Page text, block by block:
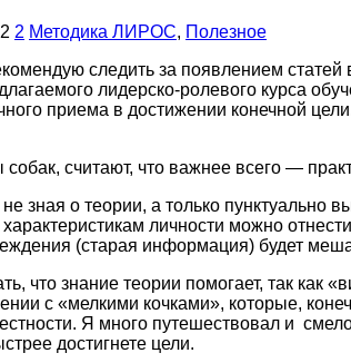
2 Методика ЛИРОС, Полезное
следить за появлением
лидерско-ролевого курса
приема в достижении конечной
считают, что важнее всего —
зная о теории, а только пунктуально
личности можно
(старая информация) будет
что знание теории помогает, так как
с «мелкими кочками», которые,
Я много путешествовал и
достигнете цели.